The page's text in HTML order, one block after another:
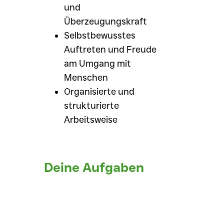
und
Überzeugungskraft
Selbstbewusstes
Auftreten und Freude
am Umgang mit
Menschen
Organisierte und
strukturierte
Arbeitsweise
Deine Aufgaben